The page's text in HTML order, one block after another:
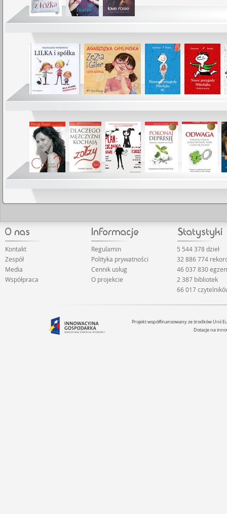
Kontakt
Zespół
Media
Współpraca
Regulamin
Polityka prywatności
Cennik usług
O projekcie
5 544 378 dzieł
32 886 774
46 037 830
2 387 bibliotek
66 017
Projekt współfinansowany ze środków Unii
Dotacje na